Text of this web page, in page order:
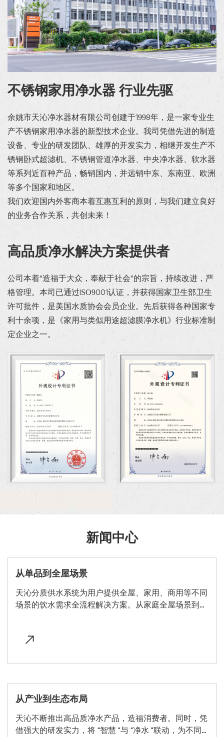
不锈钢家用净水器 行业先驱
余姚市天沁净水器材有限公司创建于1998年，是一家专业生
产不锈钢家用净水器的新型技术企业。我司凭借先进的制造
设备、专业的研发团队、雄厚的开发实力，相继开发生产不
锈钢卧式超滤机、不锈钢管道净水器、中央净水器、软水器
等系列近百种产品，畅销国内，并远销中东、东南亚、欧洲
等多个国家和地区。
我们欢迎国内外客商本着互惠互利的原则，与我们建立良好
的业务合作关系，共创未来！
高品质净水解决方案提供者
公司本着“造福于大众，奉献于社会”的宗旨，持续改进，严
格管理。本司已通过ISO9001认证，并获得国家卫生部卫生
许可批件，是美国水质协会会员企业。先后获得各种国家专
利十余项，是《家用与类似用途超滤膜净水机》行业标准制
定企业之一。
新闻中心
从单品到全屋场景
天沁分质供水系统为用户提供全屋、家用、商用等不同
场景的饮水需求全流程解决方案。从家庭全屋场景到多
从产业到生态布局
天沁不断推出高品质净水产品，造福消费者。同时，凭
借强大的研发实力，将 "智慧 "与 "净水 "联动，为不同